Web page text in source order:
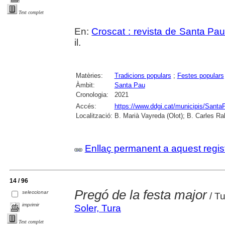
Text complet
En: Croscat : revista de Santa Pau
il.
Matèries: Tradicions populars ; Festes populars
Àmbit:
Santa Pau
Cronologia:
2021
Accés:
https://www.ddgi.cat/municipis/
Localització: B. Marià Vayreda (Olot); B. Carles
Enllaç permanent a aquest
14 / 96
seleccionar
imprimir
Text complet
Pregó de la festa major/
Soler, Tura